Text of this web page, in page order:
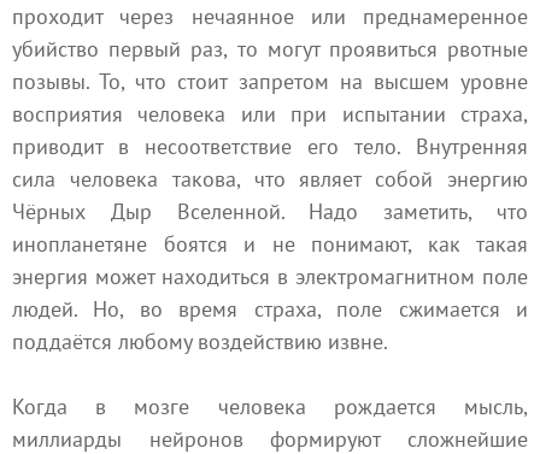
проходит через нечаянное или преднамеренное
убийство первый раз, то могут проявиться рвотные
позывы. То, что стоит запретом на высшем уровне
восприятия человека или при испытании страха,
приводит в несоответствие его тело. Внутренняя
сила человека такова, что являет собой энергию
Чёрных Дыр Вселенной. Надо заметить, что
инопланетяне боятся и не понимают, как такая
энергия может находиться в электромагнитном поле
людей. Но, во время страха, поле сжимается и
поддаётся любому воздействию извне.
Когда в мозге человека рождается мысль,
миллиарды нейронов формируют сложнейшие